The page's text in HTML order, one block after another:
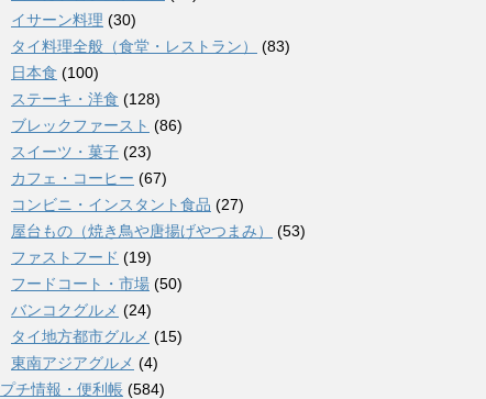
イサーン料理 (30)
タイ料理全般（食堂・レストラン）
(83)
日本食 (100)
ステーキ・洋食 (128)
ブレックファースト (86)
スイーツ・菓子 (23)
カフェ・コーヒー (67)
コンビニ・インスタント食品 (27)
屋台もの（焼き鳥や唐揚げやつまみ）
(53)
ファストフード (19)
フードコート・市場 (50)
バンコクグルメ (24)
タイ地方都市グルメ (15)
東南アジアグルメ (4)
プチ情報・便利帳 (584)